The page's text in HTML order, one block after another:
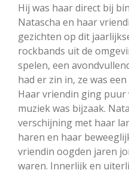
Hij was haar direct bij
Natascha en haar
gezichten op dit
rockbands uit de
spelen, een
had er zin in, ze was
Haar vriendin ging puur
muziek was bijzaak.
verschijning met haar
haren en haar
vriendin oogden jaren
waren. Innerlijk en